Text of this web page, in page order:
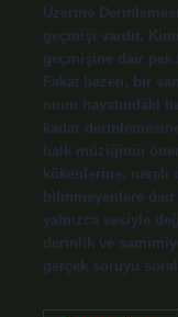
Üzerine
geçmişi vardır.
geçmişine dair pek
Fakat bazen, bir
onun hayatındaki
kadar
halk müziğinin
kökenlerine, nereli
bilinmeyenlere
yalnızca sesiyle
derinlik ve
gerçek soruyu